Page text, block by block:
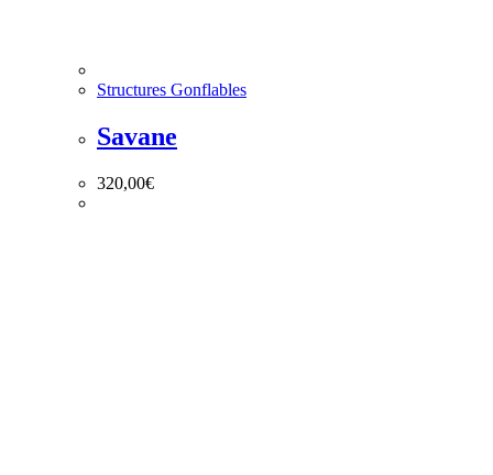
Structures Gonflables
Savane
320,00€